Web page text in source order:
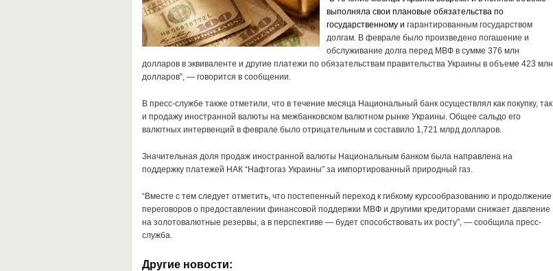
выполняла свои плановые обязательства по
государственному и гарантированным государством
долгам. В феврале было произведено погашение и
обслуживание долга перед МВФ в сумме 376 млн
долларов в эквиваленте и другие платежи по обязательствам правительства Украины в объеме 423 млн
долларов”, — говорится в сообщении.
В пресс-службе также отметили, что в течение месяца Национальный банк осуществлял как покупку, так
и продажу иностранной валюты на межбанковском валютном рынке Украины. Общее сальдо его
валютных интервенций в феврале было отрицательным и составило 1,721 млрд долларов.
Значительная доля продаж иностранной валюты Национальным банком была направлена ​​на
поддержку платежей НАК “Нафтогаз Украины” за импортированный природный газ.
“Вместе с тем следует отметить, что постепенный переход к гибкому курсообразованию и продолжение
переговоров о предоставлении финансовой поддержки МВФ и другими кредиторами снижает давление
на золотовалютные резервы, а в перспективе — будет способствовать их росту”, — сообщила пресс-
служба.
Другие новости: